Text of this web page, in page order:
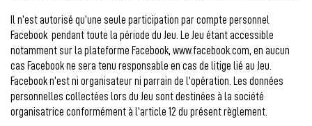
Il n’est autorisé qu’une seule participation par compte personnel
Facebook pendant toute la période du Jeu.
Le Jeu étant accessible
notamment sur la plateforme Facebook, www.facebook.com, en aucun
cas Facebook ne sera tenu responsable en cas de litige lié au Jeu.
Facebook n’est ni organisateur ni parrain de l’opération. Les données
personnelles collectées lors du Jeu sont destinées à la société
organisatrice conformément à l’article 12 du présent règlement.